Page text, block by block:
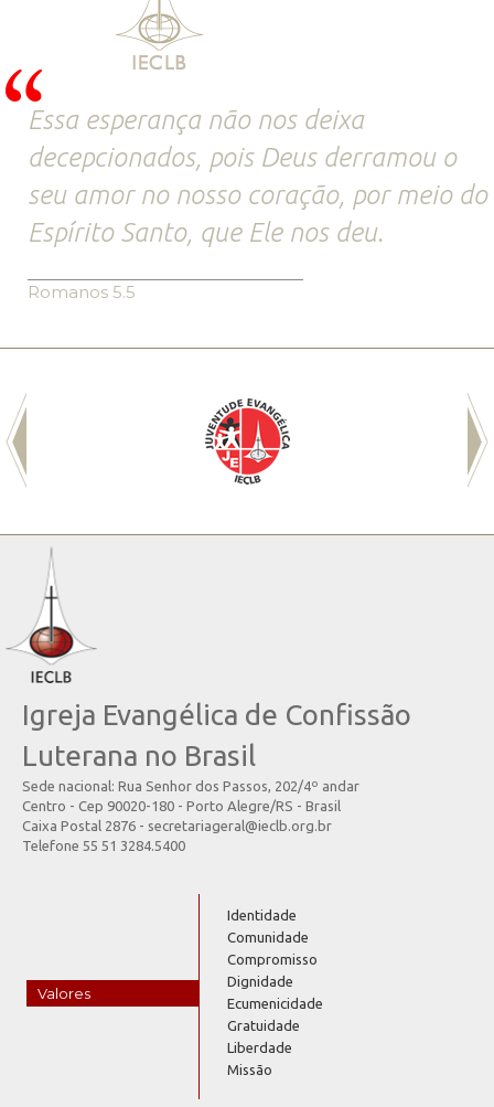
Essa esperança não nos deixa
decepcionados, pois Deus derramou o
seu amor no nosso coração, por meio do
Espírito Santo, que Ele nos deu.
Romanos 5.5
Igreja Evangélica de Confissão
Luterana no Brasil
Sede nacional: Rua Senhor dos Passos, 202/4º andar
Centro - Cep 90020-180 - Porto Alegre/RS - Brasil
Caixa Postal 2876 - secretariageral@ieclb.org.br
Telefone 55 51 3284.5400
Valores
Identidade
Comunidade
Compromisso
Dignidade
Ecumenicidade
Gratuidade
Liberdade
Missão